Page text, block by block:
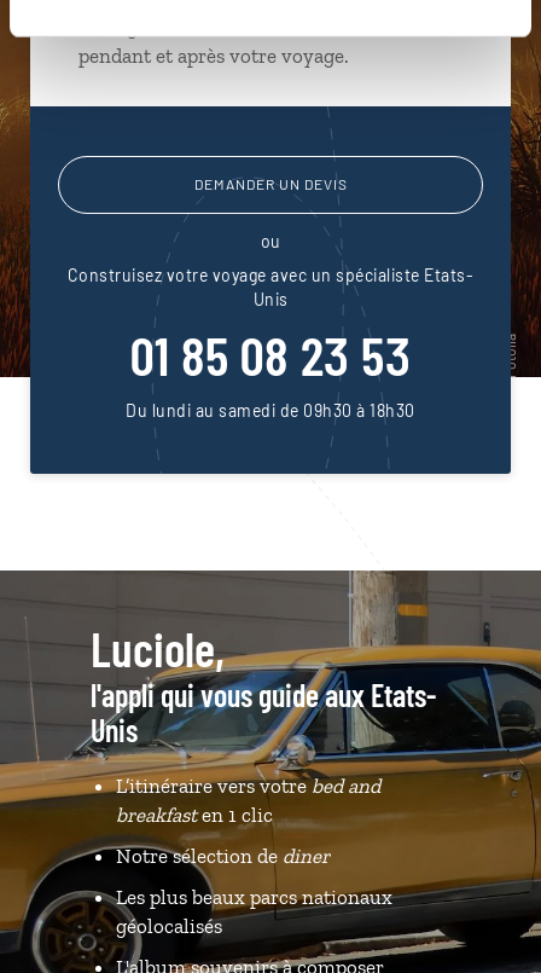
pendant et après votre voyage.
DEMANDER UN DEVIS
ou
Construisez votre voyage avec un spécialiste Etats-
Unis
01 85 08 23 53
Du lundi au samedi de 09h30 à 18h30
Luciole,
l'appli qui vous guide aux Etats-
Unis
L’itinéraire vers votrebed and
breakfasten 1 clic
Notre sélection de diner
Les plus beaux parcs nationaux
géolocalisés
L'album souvenirs à composer